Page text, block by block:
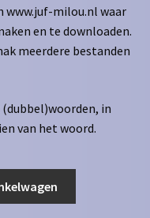
www.juf-milou.nl waar
en te downloaden.
meerdere bestanden
in
van het woord.